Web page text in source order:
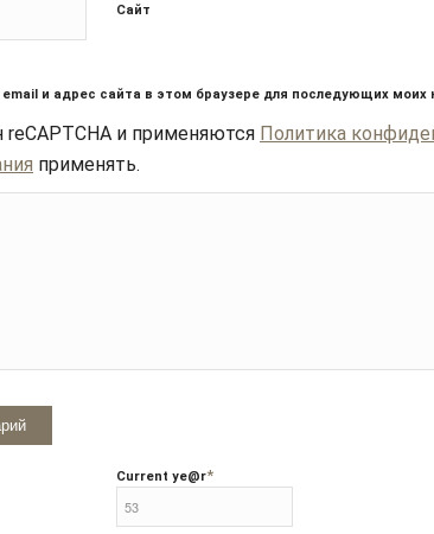
Сайт
и адрес сайта в этом браузере для последующих моих
и применяются Политика
применять.
Current ye@r*